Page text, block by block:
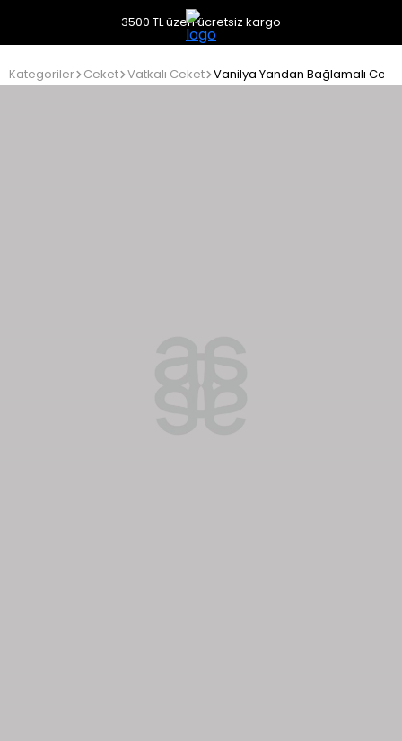
3500 TL üzeri ücretsiz kargo
Kategoriler Ceket Vatkalı Ceket Vanilya Yandan Bağlamalı